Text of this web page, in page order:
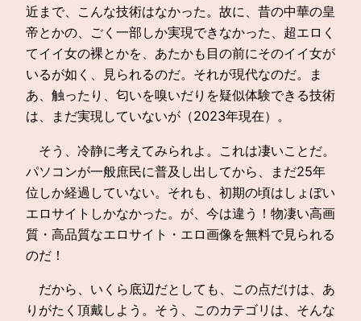
近まで、こんな技術はなかった。故に、昔の中華の皇
帝とかの、ごく一部しか実現できなかった、超エロく
てイイ女の裸とかを、あたかも目の前にそのイイ女が
いるが如く、見られるのだ。それが現代なのだ。ま
あ、触ったり、匂いを嗅いだりを疑似体験できる技術
は、まだ実現していないが（2023年現在）。
そう、冷静に考えてみられよ。これは凄いことだ。
パソコンが一般庶民に普及し出してから、まだ25年
位しか経過していない。それも、初期の頃はしょぼい
エロサイトしかなかった。が、今は違う！物凄い高画
質・高品質なエロサイト・エロ画像を無料で見られる
のだ！
だから、いくら底辺だとしても、この点だけは、あ
りがたく頂戴しよう。そう、このカテゴリは、そんな